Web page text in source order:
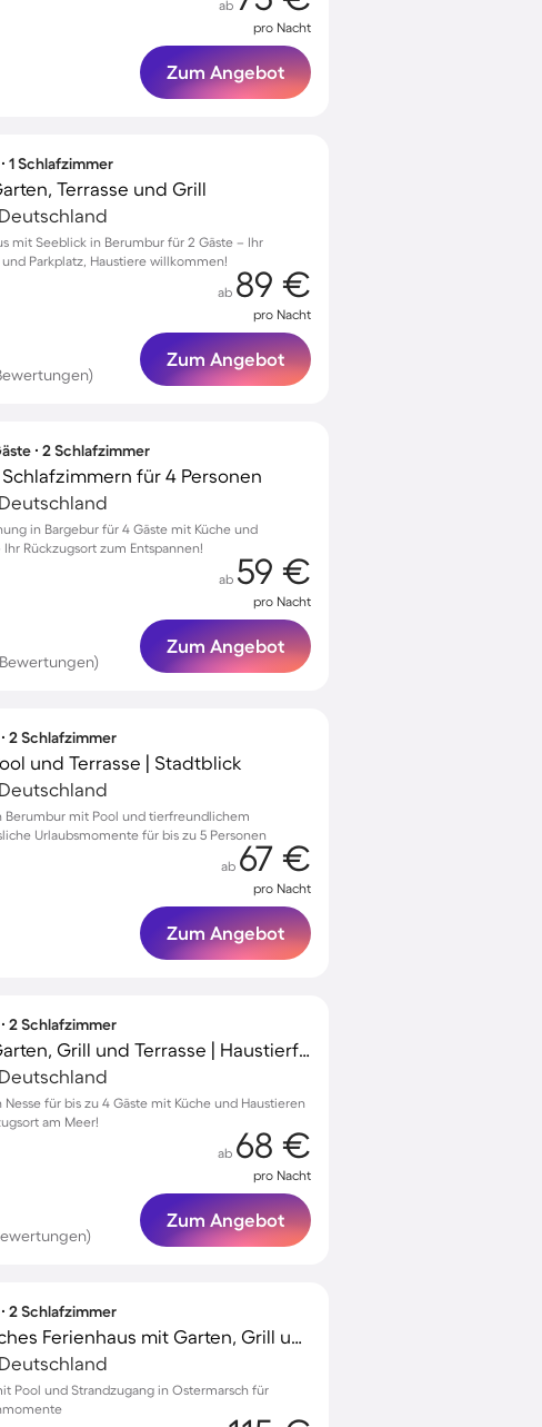
ab
pro Nacht
Zum Angebot
1 Schlafzimmer
Terrasse und Grill
mit Seeblick in Berumbur für 2 Gäste – Ihr
Parkplatz, Haustiere willkommen!
ab 89 €
pro Nacht
Zum Angebot
∙ 2 Schlafzimmer
für 4 Personen
in Bargebur für 4 Gäste mit Küche und
Rückzugsort zum Entspannen!
ab 59 €
pro Nacht
Zum Angebot
2 Schlafzimmer
und Terrasse | Stadtblick
Berumbur mit Pool und tierfreundlichem
Urlaubsmomente für bis zu 5 Personen
ab 67 €
pro Nacht
Zum Angebot
2 Schlafzimmer
Ferienhaus mit Garten, Grill und Terrasse | Haustierfreundlich
Nesse für bis zu 4 Gäste mit Küche und Haustieren
am Meer!
ab 68 €
pro Nacht
Zum Angebot
2 Schlafzimmer
Familienfreundliches Ferienhaus mit Garten, Grill und Terrasse | Panoramablick
Pool und Strandzugang in Ostermarsch für